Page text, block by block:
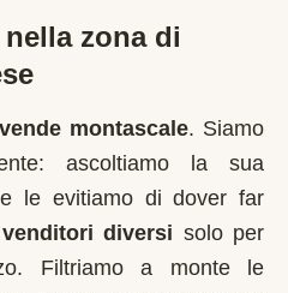
zona di
montascale. Siamo
ascoltiamo la sua
le evitiamo di dover far
diversi solo per
Filtriamo a monte le